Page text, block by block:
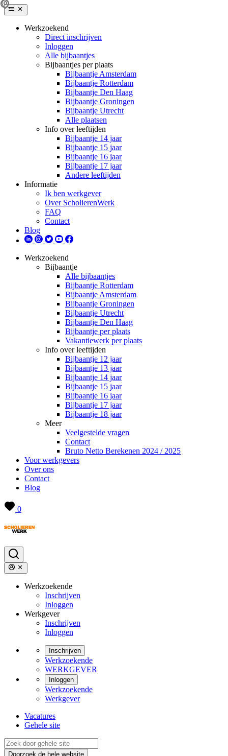
Werkzoekend
Direct inschrijven
Inloggen
Alle bijbaantjes
Bijbaantjes per plaats
Bijbaantje Amsterdam
Bijbaantje Rotterdam
Bijbaantje Den Haag
Bijbaantje Groningen
Bijbaantje Utrecht
Alle plaatsen
Info over leeftijden
Bijbaantje 14 jaar
Bijbaantje 15 jaar
Bijbaantje 16 jaar
Bijbaantje 17 jaar
Andere leeftijden
Informatie
Ik ben werkgever
Over ScholierenWerk
FAQ
Contact
Blog
Werkzoekend
Bijbaantje
Alle bijbaantjes
Bijbaantje Rotterdam
Bijbaantje Amsterdam
Bijbaantje Groningen
Bijbaantje Utrecht
Bijbaantje Den Haag
Bijbaantje per plaats
Vakantiewerk per plaats
Info over leeftijden
Bijbaantje 12 jaar
Bijbaantje 13 jaar
Bijbaantje 14 jaar
Bijbaantje 15 jaar
Bijbaantje 16 jaar
Bijbaantje 17 jaar
Bijbaantje 18 jaar
Meer
Veelgestelde vragen
Contact
Bruto Netto Berekenen 2024 / 2025
Voor werkgevers
Over ons
Contact
Blog
0
Werkzoekende
Inschrijven
Inloggen
Werkgever
Inschrijven
Inloggen
Inschrijven
Werkzoekende
WERKGEVER
Inloggen
Werkzoekende
Werkgever
Vacatures
Gehele site